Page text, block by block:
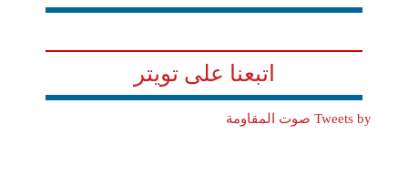
اتبعنا على تويتر
Tweets by صوت المقاومة